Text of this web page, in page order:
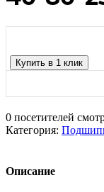
Купить в 1 клик
0 посетителей
Категория:
Описание